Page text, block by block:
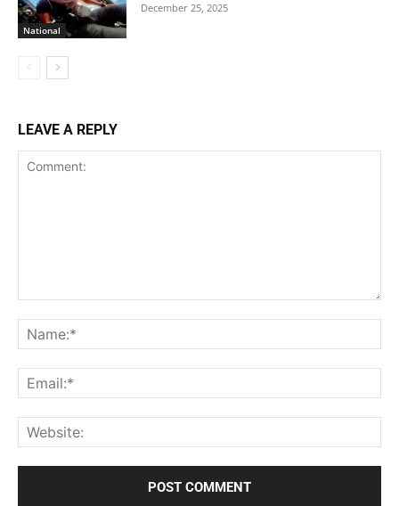
National
December 25, 2025
LEAVE A REPLY